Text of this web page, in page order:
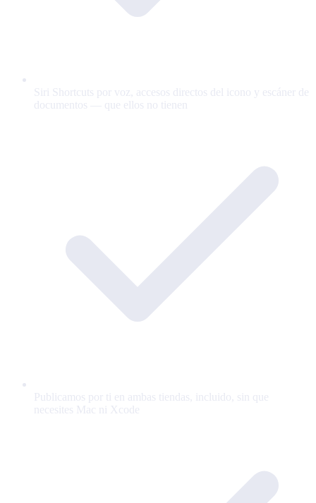
Siri Shortcuts por voz, accesos directos del icono y escáner de
documentos — que ellos no tienen
Publicamos por ti en ambas tiendas, incluido, sin que
necesites Mac ni Xcode